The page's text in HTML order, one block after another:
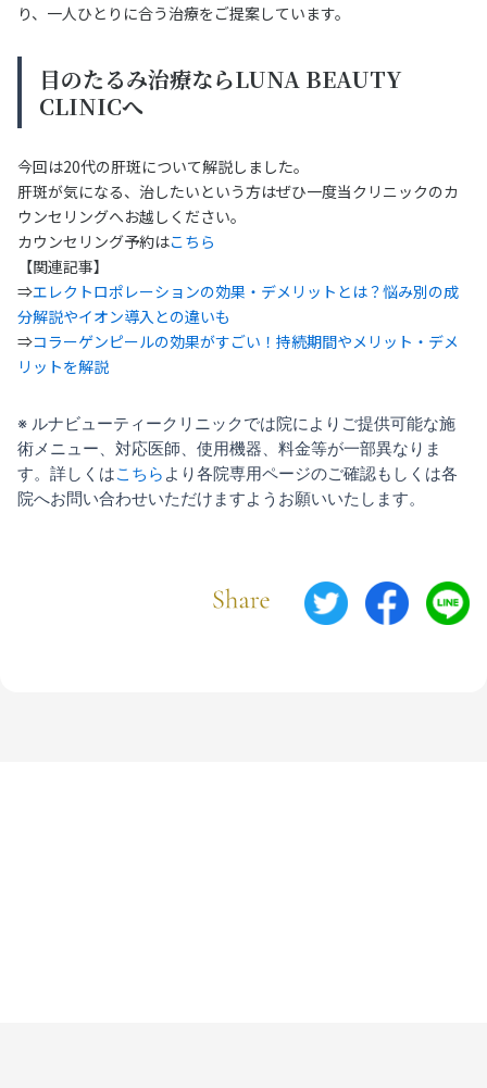
り、一人ひとりに合う治療をご提案しています。
目のたるみ治療ならLUNA BEAUTY
CLINICへ
今回は20代の肝斑について解説しました。
肝斑が気になる、治したいという方はぜひ一度当クリニックのカ
ウンセリングへお越しください。
カウンセリング予約はこちら
【関連記事】
⇒エレクトロポレーションの効果・デメリットとは？悩み別の成
分解説やイオン導入との違いも
⇒コラーゲンピールの効果がすごい！持続期間やメリット・デメ
リットを解説
※ ルナビューティークリニックでは院によりご提供可能な施
術メニュー、対応医師、使用機器、料金等が一部異なりま
す。詳しくはこちら より各院専用ページのご確認もしくは各
院へお問い合わせいただけますようお願いいたします。